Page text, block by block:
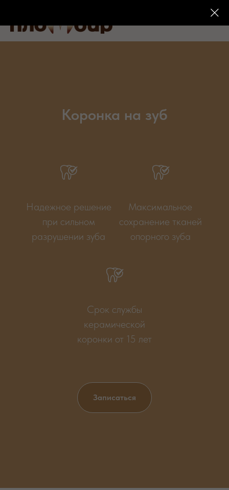
Коронка на зуб
Надежное решение
при сильном
разрушении зуба
Максимальное
сохранение тканей
опорного зуба
Срок службы
керамической
коронки от 15 лет
Записаться